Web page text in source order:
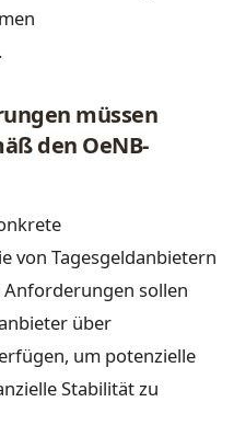
müssen
den OeNB-
von Tagesgeldanbietern
sollen
über
um potenzielle
Stabilität zu